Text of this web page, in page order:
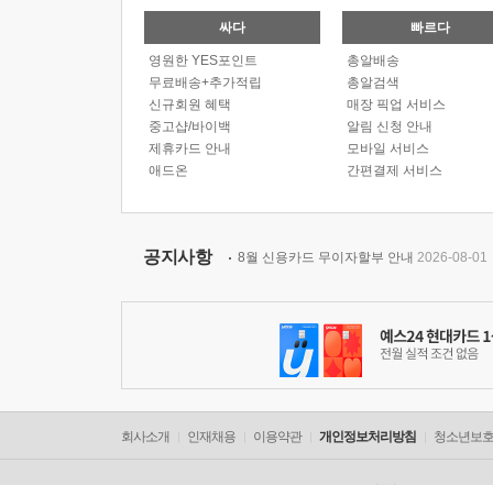
싸다
영원한 YES포인트
무료배송+추가적립
신규회원 혜택
중고샵/바이백
제휴카드 안내
애드온
빠르다
총알배송
총알검색
매장 픽업 서비스
알림 신청 안내
모바일 서비스
간편결제 서비스
공지사항 8월 신용카드 무이자할부 안내 2026-08-01
회사소개 인재채용 이용약관 개인정보처리방침 청소년보